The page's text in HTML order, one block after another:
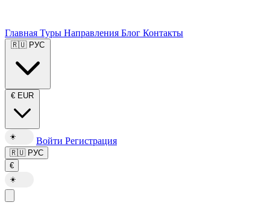
Главная Туры Направления Блог Контакты
🇷🇺 РУС
€ EUR
☀️ Войти Регистрация
🇷🇺 РУС
€
☀️